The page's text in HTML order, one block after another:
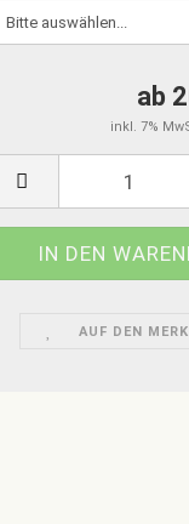
ab
inkl. 7%
AUF DEN